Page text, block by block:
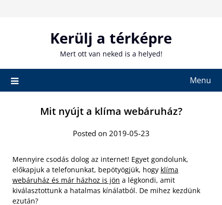
Kerülj a térképre
Mert ott van neked is a helyed!
Menu
Mit nyújt a klíma webáruház?
Posted on 2019-05-23
Mennyire csodás dolog az internet! Egyet gondolunk,
előkapjuk a telefonunkat, bepötyögjük, hogy klíma
webáruház és már házhoz is jön a légkondi, amit
kiválasztottunk a hatalmas kínálatból. De mihez kezdünk
ezután?